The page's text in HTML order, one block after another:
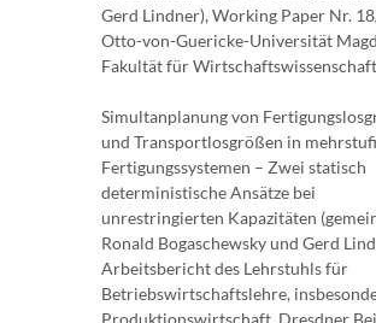
Gerd Lindner), Working Paper Nr.
Otto-von-Guericke-Universität
Fakultät für
Simultanplanung von
und Transportlosgrößen in
Fertigungssystemen – Zwei statisch
deterministische Ansätze bei
unrestringierten Kapazitäten
Ronald Bogaschewsky und Gerd
Arbeitsbericht des Lehrstuhls für
Betriebswirtschaftslehre,
Produktionswirtschaft, Dresdner